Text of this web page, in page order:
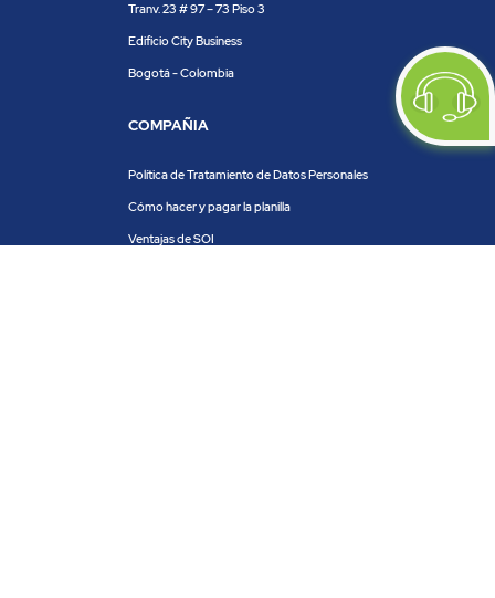
Tranv. 23 # 97 – 73 Piso 3
Edificio City Business
Bogotá - Colombia
COMPAÑIA
Política de Tratamiento de Datos Personales
Cómo hacer y pagar la planilla
Ventajas de SOI